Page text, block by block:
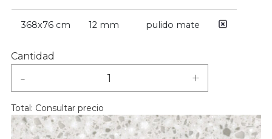
368x76 cm 12 mm pulido mate
Cantidad
- +
Total: Consultar precio